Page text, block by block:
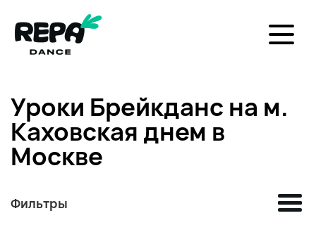
Уроки Брейкданс на м.
Каховская днем в
Москве
Фильтры